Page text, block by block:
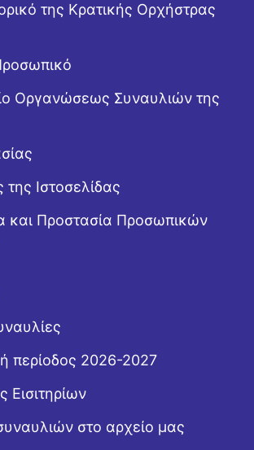
της Κρατικής Ορχήστρας
Οργανώσεως Συναυλιών της
Ιστοσελίδας
και Προστασία Προσωπικών
περίοδος 2026-2027
Εισιτηρίων
στο αρχείο μας